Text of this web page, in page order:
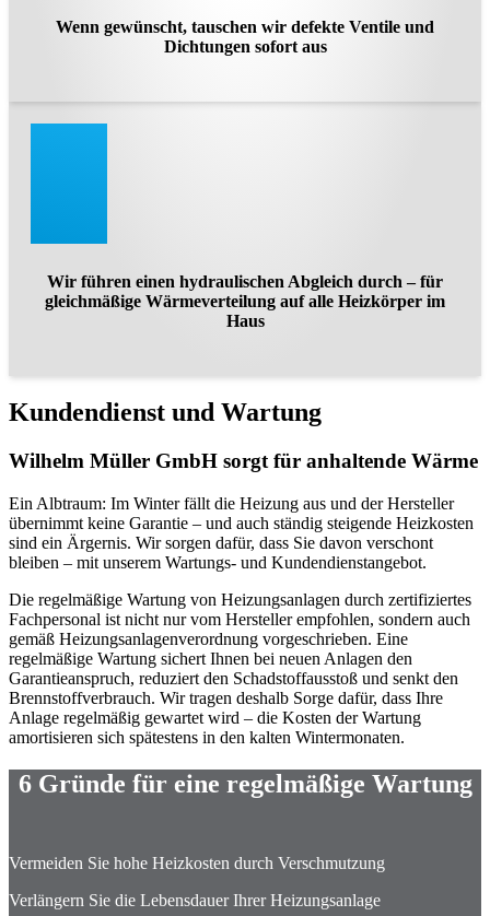
Wenn gewünscht, tauschen wir defekte Ventile und
Dichtungen sofort aus
Wir führen einen hydraulischen Abgleich durch – für
gleichmäßige Wärmeverteilung auf alle Heizkörper im
Haus
Kundendienst und Wartung
Wilhelm Müller GmbH sorgt für anhaltende Wärme
Ein Albtraum: Im Winter fällt die Heizung aus und der Hersteller
übernimmt keine Garantie – und auch ständig steigende Heizkosten
sind ein Ärgernis. Wir sorgen dafür, dass Sie davon verschont
bleiben – mit unserem Wartungs- und Kundendienstangebot.
Die regelmäßige Wartung von Heizungsanlagen durch zertifiziertes
Fachpersonal ist nicht nur vom Hersteller empfohlen, sondern auch
gemäß Heizungsanlagenverordnung vorgeschrieben. Eine
regelmäßige Wartung sichert Ihnen bei neuen Anlagen den
Garantieanspruch, reduziert den Schadstoffausstoß und senkt den
Brennstoffverbrauch. Wir tragen deshalb Sorge dafür, dass Ihre
Anlage regelmäßig gewartet wird – die Kosten der Wartung
amortisieren sich spätestens in den kalten Wintermonaten.
6 Gründe für eine regelmäßige Wartung
Vermeiden Sie hohe Heizkosten durch Verschmutzung
Verlängern Sie die Lebensdauer Ihrer Heizungsanlage